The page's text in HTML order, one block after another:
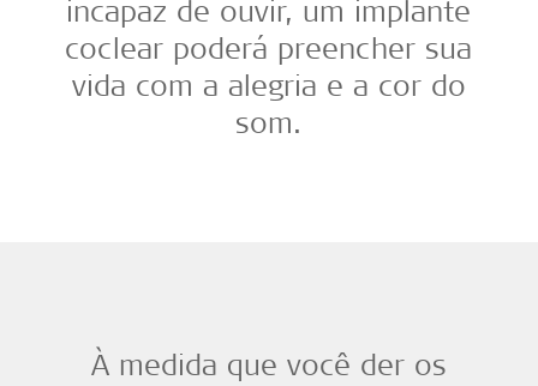
incapaz de ouvir, um implante
coclear poderá preencher sua
vida com a alegria e a cor do
som.
À medida que você der os